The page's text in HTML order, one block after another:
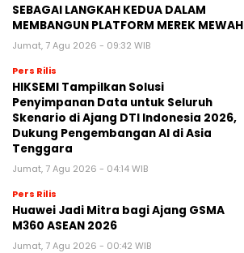
SEBAGAI LANGKAH KEDUA DALAM
MEMBANGUN PLATFORM MEREK
Jumat, 7 Agu 2026 - 09:32 WIB
Pers Rilis
HIKSEMI Tampilkan Solusi
Penyimpanan Data untuk Seluruh
Skenario di Ajang DTI Indonesia 2026,
Dukung Pengembangan AI di Asia
Tenggara
Jumat, 7 Agu 2026 - 04:14 WIB
Pers Rilis
Huawei Jadi Mitra bagi Ajang GSMA
M360 ASEAN 2026
Jumat, 7 Agu 2026 - 00:42 WIB